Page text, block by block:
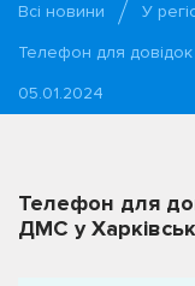
Всі новини
У
Телефон для
05.01.2024
Телефон для
ДМС у